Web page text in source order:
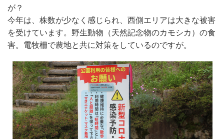
が？
今年は、株数が少なく感じられ、西側エリアは大きな被害
を受けています。野生動物（天然記念物のカモシカ）の食
害。電牧柵で農地と共に対策をしているのですが。